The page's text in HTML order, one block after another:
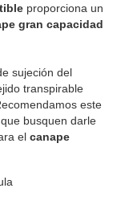
proporciona un
gran capacidad
sujeción del
transpirable
este
busquen darle
el canape